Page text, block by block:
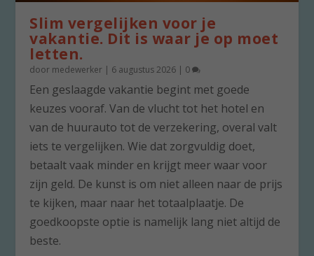
Slim vergelijken voor je
vakantie. Dit is waar je op moet
letten.
door medewerker | 6 augustus 2026 | 0
Een geslaagde vakantie begint met goede
keuzes vooraf. Van de vlucht tot het hotel en
van de huurauto tot de verzekering, overal valt
iets te vergelijken. Wie dat zorgvuldig doet,
betaalt vaak minder en krijgt meer waar voor
zijn geld. De kunst is om niet alleen naar de prijs
te kijken, maar naar het totaalplaatje. De
goedkoopste optie is namelijk lang niet altijd de
beste.